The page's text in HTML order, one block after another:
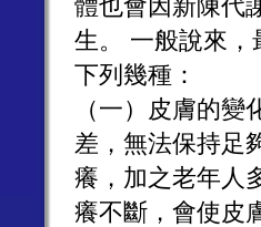
體也會因新陳代
生。 一般說來
下列幾種：
（一）皮膚的
差，無法保持足
癢，加之老年人
癢不斷，會使皮